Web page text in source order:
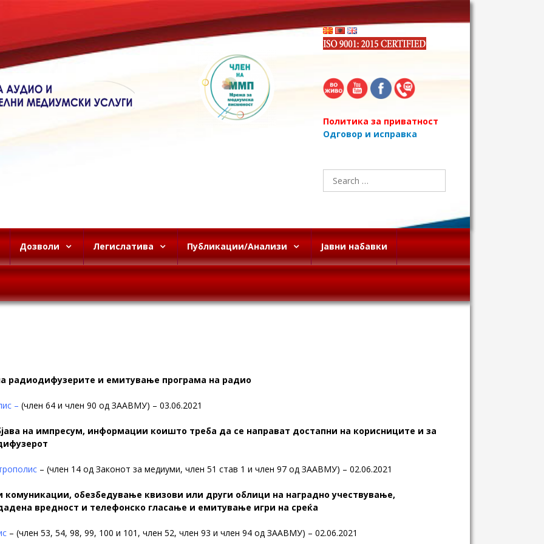
Политика за приватност
Одговор и исправка
Search
for:
Дозволи Легислатива Публикации/Анализи Јавни набавки
радиодифузерите и емитување програма на радио
– (член 64 и член 90 од ЗААВМУ) – 03.06.2021
на импресум, информации коишто треба да се направат достапни на корисниците и за
– (член 14 од Законот за медиуми, член 51 став 1 и член 97 од ЗААВМУ) – 02.06.2021
обезбедување квизови или други облици на наградно учествување,
вредност и телефонско гласање и емитување игри на среќа
– (член 53, 54, 98, 99, 100 и 101, член 52, член 93 и член 94 од ЗААВМУ) – 02.06.2021